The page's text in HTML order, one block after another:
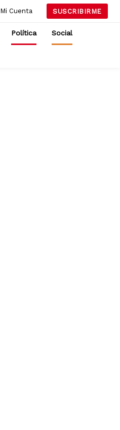
Mi Cuenta SUSCRIBIRME
Política Social